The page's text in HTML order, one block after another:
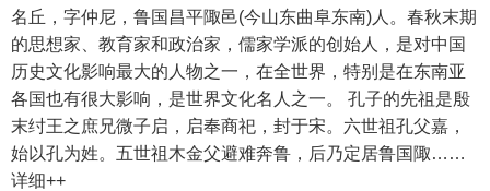
名丘，字仲尼，鲁国昌平陬邑(今山东曲阜东南)人。春秋末期
的思想家、教育家和政治家，儒家学派的创始人，是对中国
历史文化影响最大的人物之一，在全世界，特别是在东南亚
各国也有很大影响，是世界文化名人之一。 孔子的先祖是殷
末纣王之庶兄微子启，启奉商祀，封于宋。六世祖孔父嘉，
始以孔为姓。五世祖木金父避难奔鲁，后乃定居鲁国陬……
详细++